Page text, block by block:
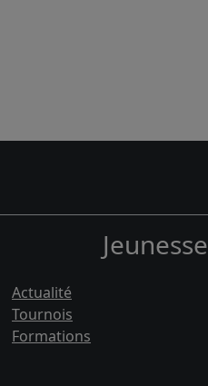
Jeunesse
Actualité
Tournois
Formations